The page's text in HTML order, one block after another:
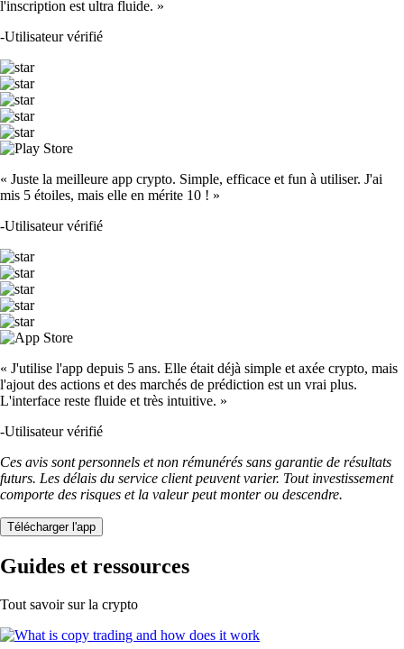
l'inscription est ultra fluide. »
-Utilisateur vérifié
« Juste la meilleure app crypto. Simple, efficace et fun à utiliser. J'ai
mis 5 étoiles, mais elle en mérite 10 ! »
-Utilisateur vérifié
« J'utilise l'app depuis 5 ans. Elle était déjà simple et axée crypto, mais
l'ajout des actions et des marchés de prédiction est un vrai plus.
L'interface reste fluide et très intuitive. »
-Utilisateur vérifié
Ces avis sont personnels et non rémunérés sans garantie de résultats
futurs. Les délais du service client peuvent varier. Tout investissement
comporte des risques et la valeur peut monter ou descendre.
Télécharger l'app
Guides et ressources
Tout savoir sur la crypto